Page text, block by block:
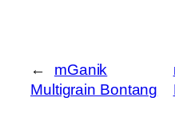
←
mGanik
Multigrain Bontang